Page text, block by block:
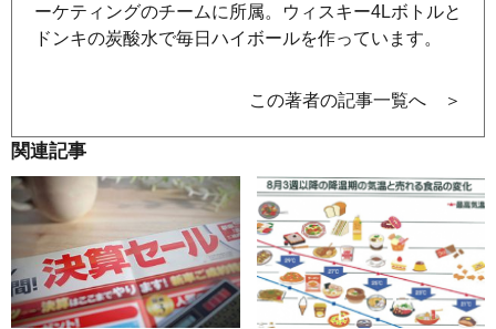
ーケティングのチームに所属。ウィスキー4Lボトルと
ドンキの炭酸水で毎日ハイボールを作っています。
この著者の記事一覧へ ＞
関連記事